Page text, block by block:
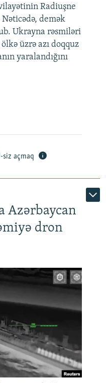
Radiuşne
demək
Ukrayna rəsmiləri
üzrə azı doqquz
yaralandığını
siz açmaq
Azərbaycan
dron